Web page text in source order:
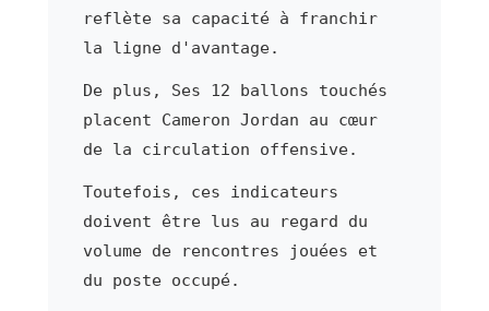
reflète sa capacité à franchir
la ligne d'avantage.
De plus, Ses 12 ballons touchés
placent Cameron Jordan au cœur
de la circulation offensive.
Toutefois, ces indicateurs
doivent être lus au regard du
volume de rencontres jouées et
du poste occupé.